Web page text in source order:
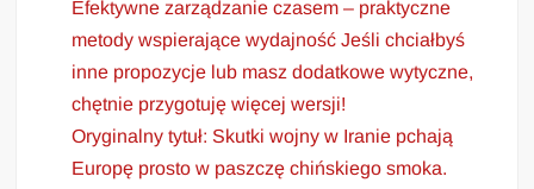
Efektywne zarządzanie czasem – praktyczne
metody wspierające wydajność Jeśli chciałbyś
inne propozycje lub masz dodatkowe wytyczne,
chętnie przygotuję więcej wersji!
Oryginalny tytuł: Skutki wojny w Iranie pchają
Europę prosto w paszczę chińskiego smoka.